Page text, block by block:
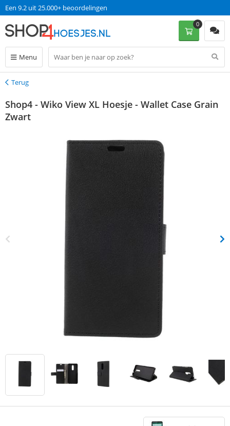
Een 9.2 uit 25.000+ beoordelingen
Menu
0
Terug
Terug
Shop4 - Wiko View XL Hoesje - Wallet Case Grain
Zwart